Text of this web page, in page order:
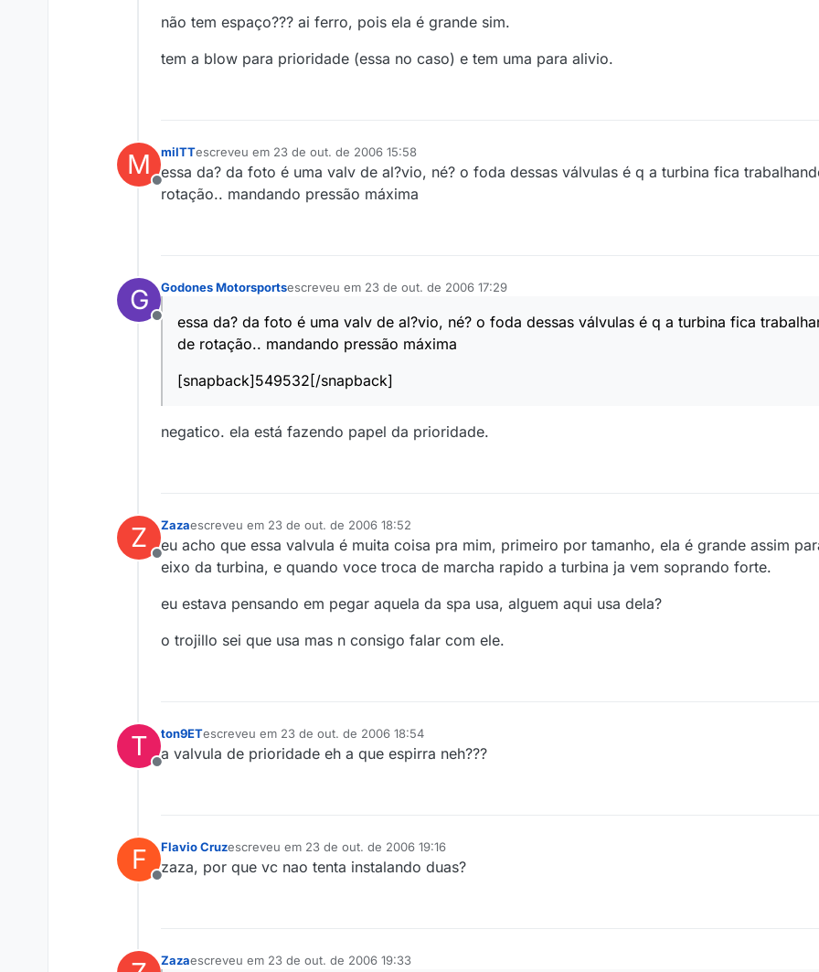
não tem espaço??? ai ferro, pois ela é grande sim.
tem a blow para prioridade (essa no caso) e tem uma para alivio.
M
Offline
milTTescreveu em 23 de out. de 2006 15:58
última edição por
essa da? da foto é uma valv de al?vio, né? o foda dessas válvulas é q a turbina fica
rotação.. mandando pressão máxima
G
Offline
Godones Motorsportsescreveu em 23 de out. de 2006 17:29
última edição por
essa da? da foto é uma valv de al?vio, né? o foda dessas válvulas é q a turbina fica
de rotação.. mandando pressão máxima
[snapback]549532[/snapback]
negatico. ela está fazendo papel da prioridade.
Z
Offline
Zazaescreveu em 23 de out. de 2006 18:52
última edição por
eu acho que essa valvula é muita coisa pra mim, primeiro por tamanho, ela é grande assim
eixo da turbina, e quando voce troca de marcha rapido a turbina ja vem soprando forte.
eu estava pensando em pegar aquela da spa usa, alguem aqui usa dela?
o trojillo sei que usa mas n consigo falar com ele.
T
Offline
ton9ETescreveu em 23 de out. de 2006 18:54
última edição por
a valvula de prioridade eh a que espirra neh???
F
Offline
Flavio Cruzescreveu em 23 de out. de 2006 19:16
última edição por
zaza, por que vc nao tenta instalando duas?
Zazaescreveu em 23 de out. de 2006 19:33
última edição por